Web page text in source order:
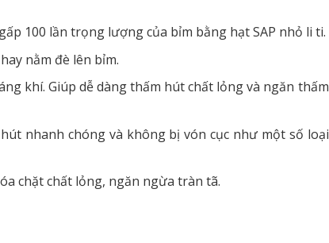
100 lần trọng lượng của bỉm bằng hạt SAP nhỏ li ti.
nằm đè lên bỉm.
khí. Giúp dễ dàng thấm hút chất lỏng và ngăn thấm
nhanh chóng và không bị vón cục như một số loại
chặt chất lỏng, ngăn ngừa tràn tã.